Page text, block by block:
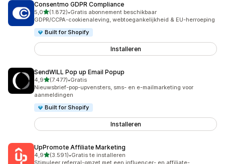
Consentmo GDPR Compliance
5,0van 5 sterren
(1.872)
1872 recensies in totaal
•Gratis abonnement beschikbaar
GDPR/CCPA-cookienaleving, webtoegankelijkheid & EU-herroeping
Built for Shopify
Installeren
SendWILL Pop up Email Popup
4,9van 5 sterren
(7.477)
7477 recensies in totaal
•Gratis
Nieuwsbrief-pop-upvensters, sms- en e-mailmarketing voor
aanmeldingen
Built for Shopify
Installeren
UpPromote Affiliate Marketing
4,9van 5 sterren
(3.591)
3591 recensies in totaal
•Gratis te installeren
Stimuleer referral-omzet met een influencer- en affiliate-